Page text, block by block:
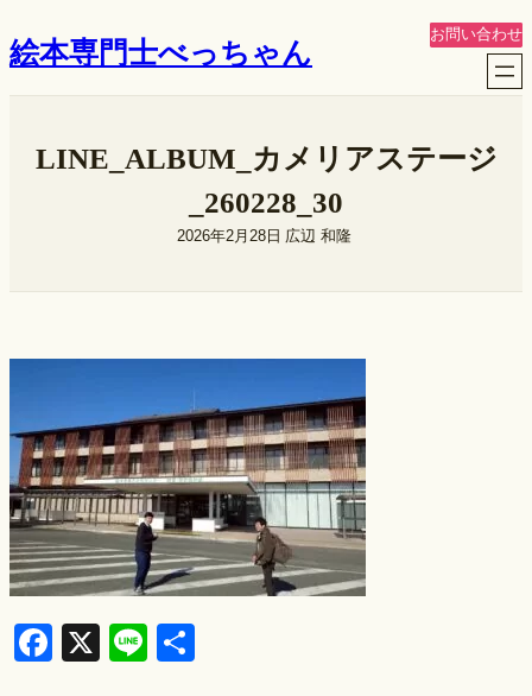
容
絵本専門士べっちゃん
お問い合わせ
LINE_ALBUM_カメリアステージ
_260228_30
2026年2月28日 広辺 和隆
F
X
Li